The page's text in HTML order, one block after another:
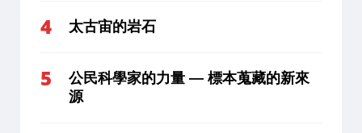
太古宙的岩石
公民科學家的力量 — 標本蒐藏的新來
源